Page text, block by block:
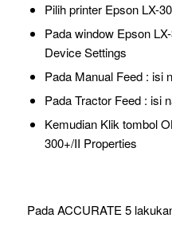
Pilih printer Epson LX-
Pada window Epson
Device Settings
Pada Manual Feed : isi
Pada Tractor Feed : isi
Kemudian Klik tombol
300+/II Properties
Pada ACCURATE 5